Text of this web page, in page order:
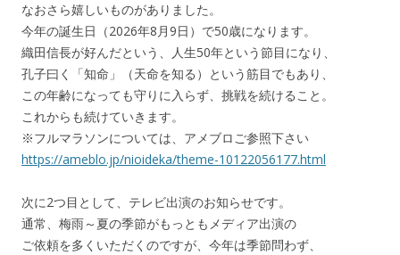
なおさら嬉しいものがありました。
今年の誕生日（2026年8月9日）で50歳になります。
織田信長が好んだという、人生50年という節目になり、
孔子曰く「知命」（天命を知る）という筋目でもあり、
この年齢になっても守りに入らず、挑戦を続けること。
これからも続けていきます。
※フルマラソンについては、アメブロご参照下さい
https://ameblo.jp/nioideka/theme-10122056177.html
次に2つ目として、テレビ出演のお知らせです。
通常、梅雨～夏の季節がもっともメディア出演の
ご依頼を多くいただくのですが、今年は季節問わず、